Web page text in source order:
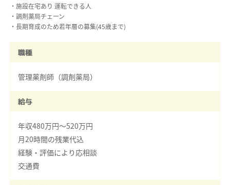
・施設在宅あり 運転できる人
・調剤薬局チェーン
職種
管理薬剤師（調剤薬局）
給与
年収480万円～520万円
月20時間の残業代込
経験・評価により応相談
交通費